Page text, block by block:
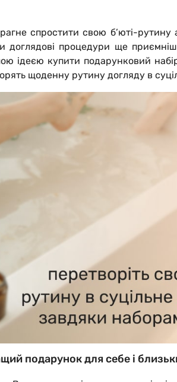
спростити свою б’юті-рутину
доглядові процедури ще
ідеєю купити подарунковий
щоденну рутину догляду в
подарунок для себе і